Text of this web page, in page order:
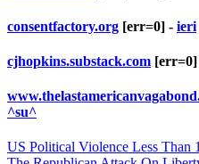
consentfactory.org [err=0] - ieri
cjhopkins.substack.com [err=0]
^su^
US Political Violence Less Than